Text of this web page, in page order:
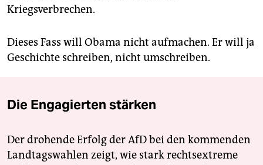
Kriegsverbrechen.
Dieses Fass will Obama nicht aufmachen. Er will ja
Geschichte schreiben, nicht umschreiben.
Die Engagierten stärken
Der drohende Erfolg der AfD bei den kommenden
Landtagswahlen zeigt, wie stark rechtsextreme